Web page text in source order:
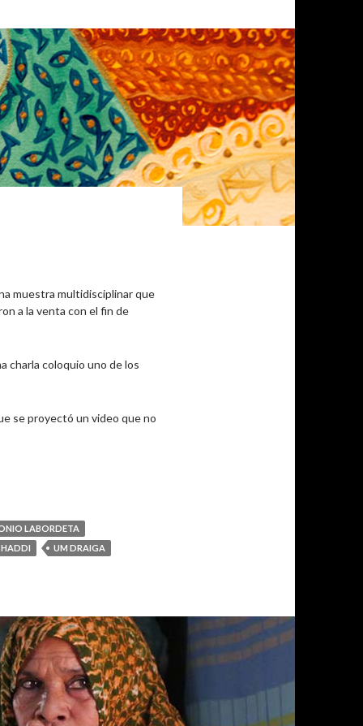
muestra multidisciplinar que
a la venta con el fin de
charla coloquio uno de los
se proyectó un video que no
LABORDETA
HADDI
UM DRAIGA